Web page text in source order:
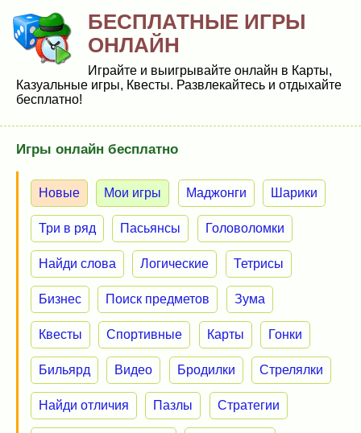
БЕСПЛАТНЫЕ ИГРЫ
ОНЛАЙН
Играйте и выигрывайте онлайн в Карты,
Казуальные игры, Квесты. Развлекайтесь и отдыхайте
бесплатно!
Игры онлайн бесплатно
Новые Мои игры Маджонги Шарики
Три в ряд Пасьянсы Головоломки
Найди слова Логические Тетрисы
Бизнес Поиск предметов Зума
Квесты Спортивные Карты Гонки
Бильярд Видео Бродилки Стрелялки
Найди отличия Пазлы Стратегии